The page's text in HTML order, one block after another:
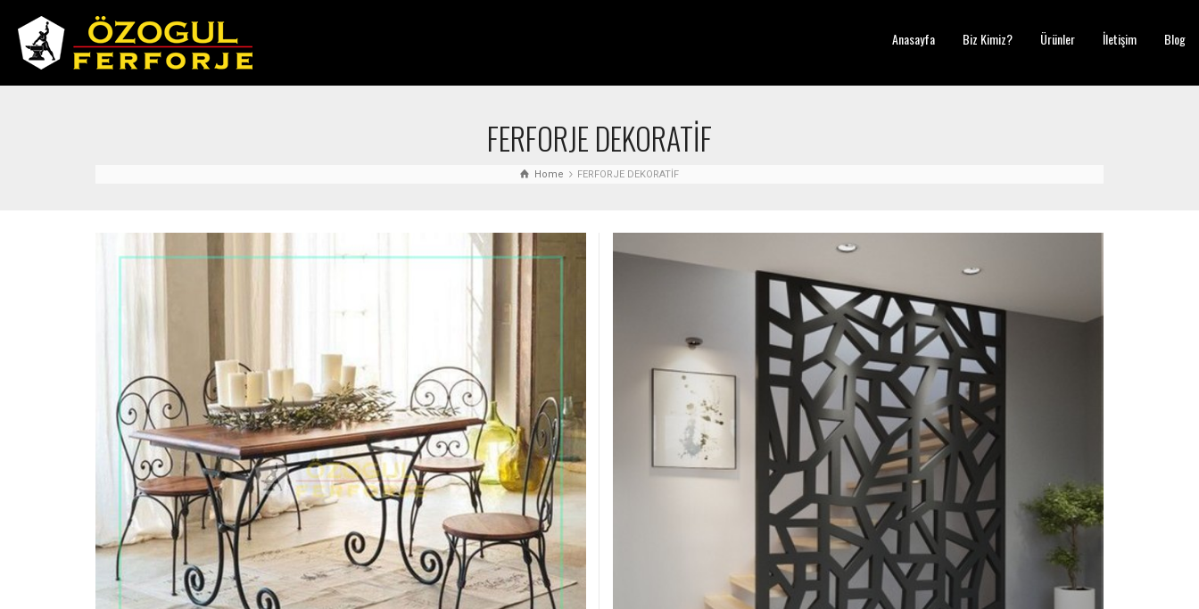
Anasayfa Biz Kimiz? Ürünler İletişim Blog
FERFORJE DEKORATİF
Home FERFORJE DEKORATİF